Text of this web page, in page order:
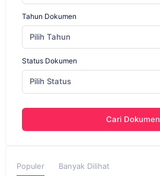
Tahun Dokumen
Pilih Tahun
Status Dokumen
Pilih Status
Cari Dokumen
Populer Banyak Dilihat